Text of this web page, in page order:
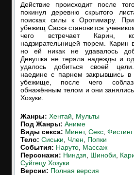
Действие происходит после
покинул деревню скрытого
поисках силы к Оротимару.
убежищ Саскэ становится
чего встречает Карин,
надзирательницей тюрем. Карин
но ей никак не удавалось
Девушка не теряла надежды и
удалось добиться своей
наедине с парнем закрывшись
убежище, после чего
обнажённым телом и они
Хозуки.
Жанры: Хентай
Мульты
Под Жанры: Аниме
Виды секса: Минет, Секс Фистинг
Тело: Сиськи Член
Попки
События: Наруто Массаж
Персонажи: Ниндзя Шиноби
Суйгецу Хозуки
Версии: Полная версия